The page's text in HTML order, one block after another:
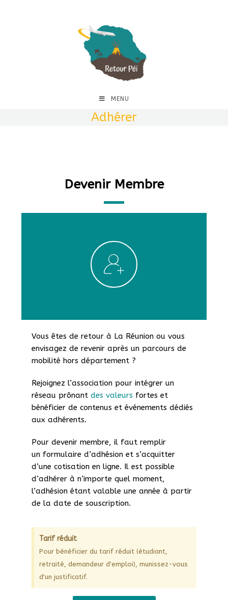
MENU
Adhérer
Devenir Membre
Vous êtes de retour à La Réunion ou vous
envisagez de reveniraprès un parcours de
mobilité hors département ?
Rejoignez l’association pour intégrer un
réseau prônantdes valeurs fortes et
bénéficier de contenus et événements dédiés
aux adhérents.
Pour devenir membre, il faut remplir
un formulaire d’adhésion et s’acquitter
d’une cotisation en ligne. Il est possible
d’adhérer à n’importe quel moment,
l’adhésion étant valable une année à partir
de la date de souscription.
Tarif réduit
Pour bénéficier du tarif réduit (étudiant,
retraité, demandeur d'emploi), munissez-vous
d'un justificatif.